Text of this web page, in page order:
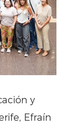
y
Efraín